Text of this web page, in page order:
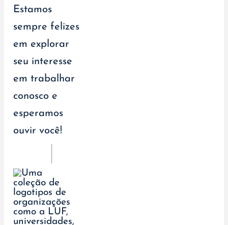
Estamos
sempre felizes
em explorar
seu interesse
em trabalhar
conosco e
esperamos
ouvir você!